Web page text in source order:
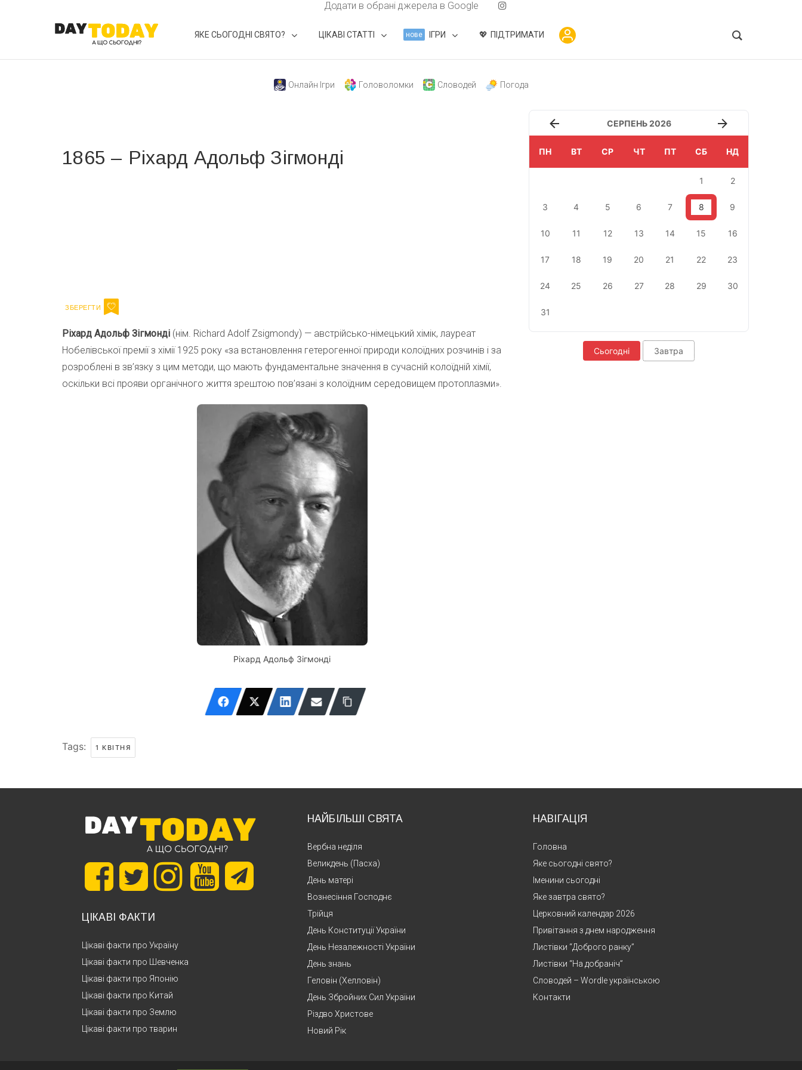
Додати в обрані джерела в Google
ЯКЕ СЬОГОДНІ СВЯТО? ЦІКАВІ СТАТТІ нове ІГРИ ПІДТРИМАТИ
Онлайн Ігри Головоломки Словодей Погода
1865 – Ріхард Адольф Зігмонді
Ріхард Адольф Зігмонді (нім. Richard Adolf Zsigmondy) — австрійсько-німецький хімік, лауреат
Нобелівської премії з хімії 1925 року «за встановлення гетерогенної природи колоїдних розчинів і за
розроблені в зв’язку з цим методи, що мають фундаментальне значення в сучасній колоїдній хімії,
оскільки всі прояви органічного життя зрештою пов’язані з колоїдним середовищем протоплазми».
Ріхард Адольф Зігмонді
Tags: 1 КВІТНЯ
СЕРПЕНЬ 2026
ПН ВТ СР ЧТ ПТ СБ НД
1 2
3 4 5 6 7 8 9
10 11 12 13 14 15 16
17 18 19 20 21 22 23
24 25 26 27 28 29 30
31
Сьогодні Завтра
ЦІКАВІ ФАКТИ
Цікаві факти про Україну
Цікаві факти про Шевченка
Цікаві факти про Японію
Цікаві факти про Китай
Цікаві факти про Землю
Цікаві факти про тварин
НАЙБІЛЬШІ СВЯТА
Вербна неділя
Великдень (Пасха)
День матері
Вознесіння Господнє
Трійця
День Конституції України
День Незалежності України
День знань
Геловін (Хелловін)
День Збройних Сил України
Різдво Христове
Новий Рік
НАВІГАЦІЯ
Головна
Яке сьогодні свято?
Іменини сьогодні
Яке завтра свято?
Церковний календар 2026
Привітання з днем народження
Листівки “Доброго ранку”
Листівки “На добраніч”
Словодей – Wordle українською
Контакти